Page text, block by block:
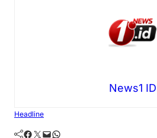
News1 ID
Headline
Facebook Twitter Mail WhatsApp